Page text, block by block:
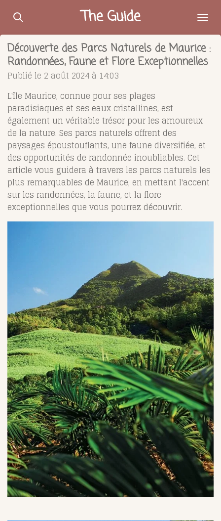
Passer
contenu
principal
The Guide
Découverte des Parcs Naturels de Maurice :
Randonnées, Faune et Flore Exceptionnelles
Publié le 2 août 2024 à 14:03
L'île Maurice, connue pour ses plages
paradisiaques et ses eaux cristallines, est
également un véritable trésor pour les amoureux
de la nature. Ses parcs naturels offrent des
paysages époustouflants, une faune diversifiée, et
des opportunités de randonnée inoubliables. Cet
article vous guidera à travers les parcs naturels les
plus remarquables de Maurice, en mettant l'accent
sur les randonnées, la faune, et la flore
exceptionnelles que vous pourrez découvrir.